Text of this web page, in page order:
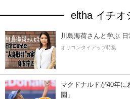
eltha イチオ
川島海荷さんと学ぶ
オリコンタイアップ特集
マクドナルドが40年
園」